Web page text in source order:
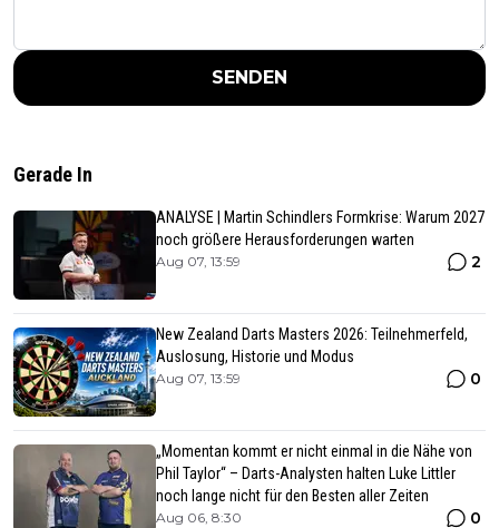
SENDEN
Gerade In
ANALYSE | Martin Schindlers Formkrise: Warum 2027
noch größere Herausforderungen warten
Aug 07, 13:59 2
New Zealand Darts Masters 2026: Teilnehmerfeld,
Auslosung, Historie und Modus
Aug 07, 13:59 0
„Momentan kommt er nicht einmal in die Nähe von
Phil Taylor“ – Darts-Analysten halten Luke Littler
noch lange nicht für den Besten aller Zeiten
Aug 06, 8:30 0